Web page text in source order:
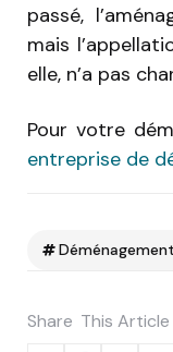
passé,
mais
elle, n’a pas
Pour votre
entreprise de
Share This Article